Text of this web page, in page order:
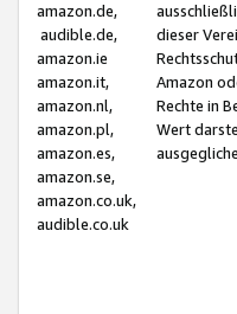
amazon.de,
audible.de,
amazon.ie
amazon.it,
amazon.nl,
amazon.pl,
amazon.es,
amazon.se,
amazon.co.uk,
audible.co.uk
dieser
Amazon
Rechte in
Wert